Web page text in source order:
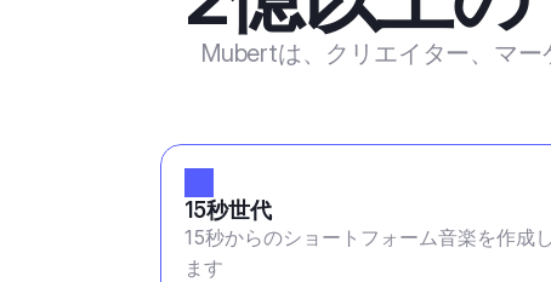
Mubertは、クリエイター、マ
15秒世代
15秒からのショートフォーム音楽を作成し
ます